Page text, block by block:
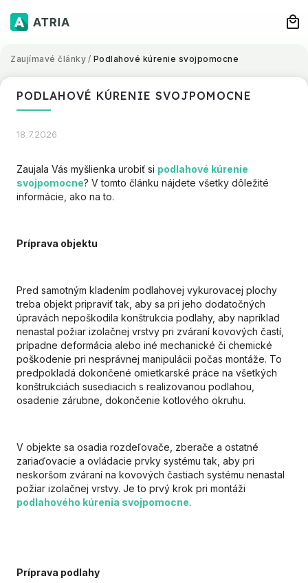
Zaujímavé články / Podlahové kúrenie svojpomocne
PODLAHOVÉ KÚRENIE SVOJPOMOCNE
18.7.2026
Zaujala Vás myšlienka urobiť si podlahové kúrenie
svojpomocne? V tomto článku nájdete všetky dôležité
informácie, ako na to.
Príprava objektu
Pred samotným kladením podlahovej vykurovacej plochy
treba objekt pripraviť tak, aby sa pri jeho dodatočných
úpravách nepoškodila konštrukcia podlahy, aby napríklad
nenastal požiar izolačnej vrstvy pri zváraní kovových častí,
prípadne deformácia alebo iné mechanické či chemické
poškodenie pri nesprávnej manipulácii počas montáže. To
predpokladá dokončené omietkarské práce na všetkých
konštrukciách susediacich s realizovanou podlahou,
osadenie zárubne, dokončenie kotlového okruhu.
V objekte sa osadia rozdeľovače, zberače a ostatné
zariaďovacie a ovládacie prvky systému tak, aby pri
neskoršom zváraní na kovových častiach systému nenastal
požiar izolačnej vrstvy. Je to prvý krok pri montáži
podlahového kúrenia svojpomocne.
Príprava podlahy